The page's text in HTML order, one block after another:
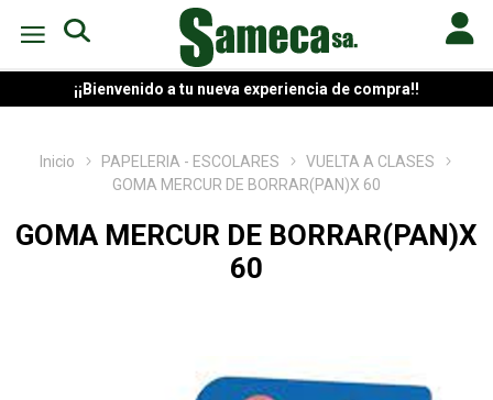
¡¡Bienvenido a tu nueva experiencia de compra!!
Inicio PAPELERIA - ESCOLARES
VUELTA A CLASES
GOMA MERCUR DE BORRAR(PAN)X 60
GOMA MERCUR DE BORRAR(PAN)X
60